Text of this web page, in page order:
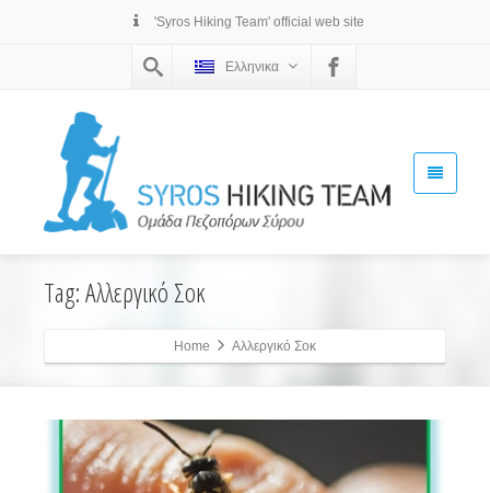
'Syros Hiking Team' official web site
Ελληνικα
Tag: Αλλεργικό Σοκ
Home Αλλεργικό Σοκ